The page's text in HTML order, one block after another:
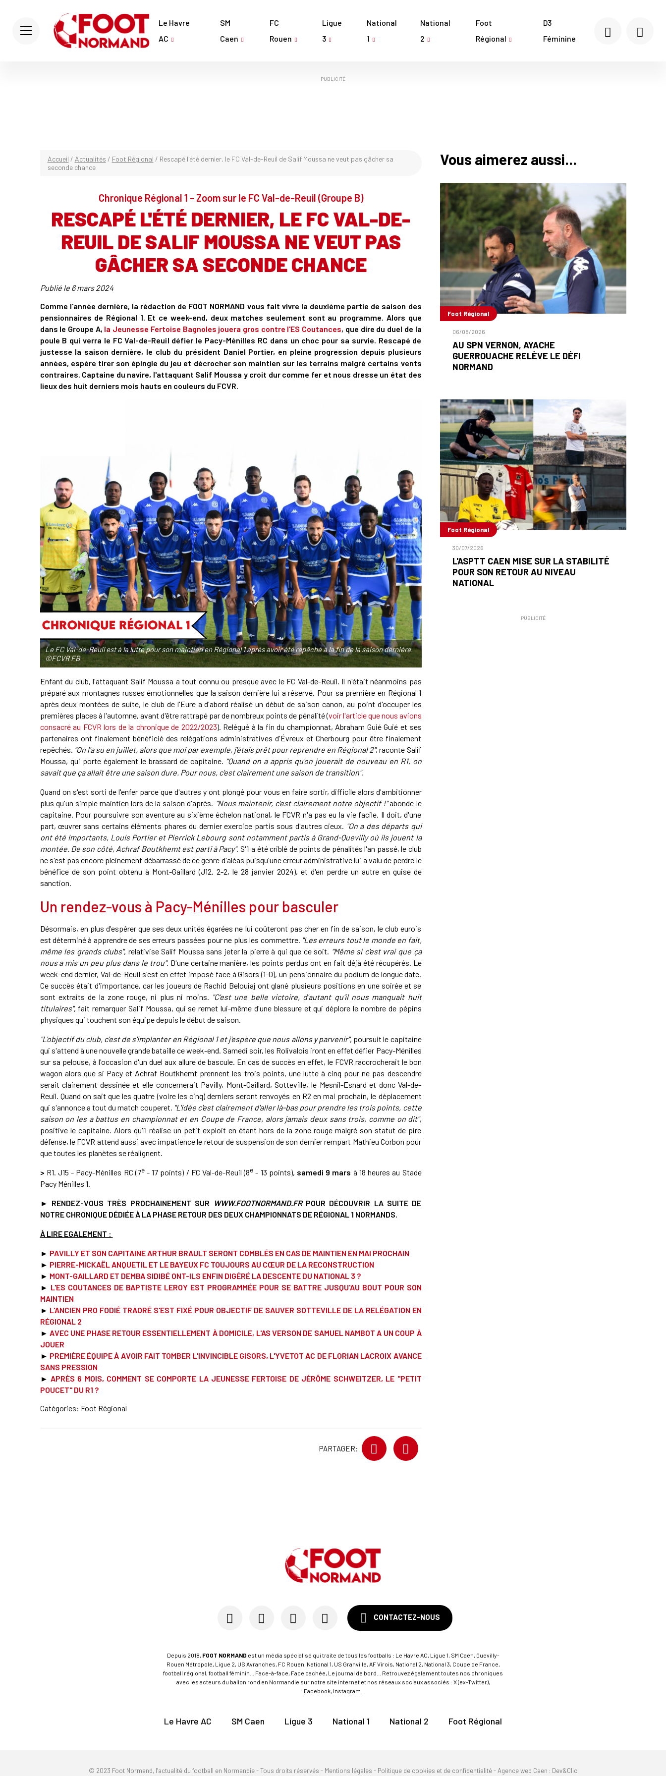
Le Havre
AC
SM
Caen
FC
Rouen
Ligue
3
National
1
National
2
Foot
Régional
D3
Féminine
PUBLICITÉ
Accueil / Actualités / Foot Régional / Rescapé l'été dernier, le FC Val-de-Reuil de Salif Moussa ne veut pas gâcher sa
seconde chance
Chronique Régional 1 - Zoom sur le FC Val-de-Reuil (Groupe B)
RESCAPÉ L'ÉTÉ DERNIER, LE FC VAL-DE-
REUIL DE SALIF MOUSSA NE VEUT PAS
GÂCHER SA SECONDE CHANCE
Publié le 6 mars 2024
Comme l'année dernière, la rédaction de FOOT NORMAND vous fait vivre la deuxième partie de saison des
pensionnaires de Régional 1. Et ce week-end, deux matches seulement sont au programme. Alors que
dans le Groupe A, la Jeunesse Fertoise Bagnoles jouera gros contre l'ES Coutances, que dire du duel de la
poule B qui verra le FC Val-de-Reuil défier le Pacy-Ménilles RC dans un choc pour sa survie. Rescapé de
justesse la saison dernière, le club du président Daniel Portier, en pleine progression depuis plusieurs
années, espère tirer son épingle du jeu et décrocher son maintien sur les terrains malgré certains vents
contraires. Captaine du navire, l'attaquant Salif Moussa y croit dur comme fer et nous dresse un état des
lieux des huit derniers mois hauts en couleurs du FCVR.
Le FC Val-de-Reuil est à la lutte pour son maintien en Régional 1 après avoir été repêché à la fin de la saison dernière.
©FCVR FB
Enfant du club, l'attaquant Salif Moussa a tout connu ou presque avec le FC Val-de-Reuil. Il n'était néanmoins pas
préparé aux montagnes russes émotionnelles que la saison dernière lui a réservé. Pour sa première en Régional 1
après deux montées de suite, le club de l'Eure a d'abord réalisé un début de saison canon, au point d'occuper les
premières places à l'automne, avant d'être rattrapé par de nombreux points de pénalité (voir l'article que nous avions
consacré au FCVR lors de la chronique de 2022/2023). Relégué à la fin du championnat, Abraham Guié Guié et ses
partenaires ont finalement bénéficié des relégations administratives d'Évreux et Cherbourg pour être finalement
repêchés. "On l'a su en juillet, alors que moi par exemple, j'étais prêt pour reprendre en Régional 2", raconte Salif
Moussa, qui porte également le brassard de capitaine. "Quand on a appris qu'on jouerait de nouveau en R1, on
savait que ça allait être une saison dure. Pour nous, c'est clairement une saison de transition".
Quand on s'est sorti de l'enfer parce que d'autres y ont plongé pour vous en faire sortir, difficile alors d'ambitionner
plus qu'un simple maintien lors de la saison d'après. "Nous maintenir, c'est clairement notre objectif !"abonde le
capitaine. Pour poursuivre son aventure au sixième échelon national, le FCVR n'a pas eu la vie facile. Il doit, d'une
part, œuvrer sans certains éléments phares du dernier exercice partis sous d'autres cieux. "On a des départs qui
ont été importants, Louis Portier et Pierrick Lebourg sont notamment partis à Grand-Quevilly où ils jouent la
montée. De son côté, Achraf Boutkhemt est parti à Pacy". S'il a été criblé de points de pénalités l'an passé, le club
ne s'est pas encore pleinement débarrassé de ce genre d'aléas puisqu'une erreur administrative lui a valu de perdre le
bénéfice de son point obtenu à Mont-Gaillard (J12. 2-2, le 28 janvier 2024), et d'en perdre un autre en guise de
sanction.
Un rendez-vous à Pacy-Ménilles pour basculer
Désormais, en plus d'espérer que ses deux unités égarées ne lui coûteront pas cher en fin de saison, le club eurois
est déterminé à apprendre de ses erreurs passées pour ne plus les commettre. "Les erreurs tout le monde en fait,
même les grands clubs", relativise Salif Moussa sans jeter la pierre à qui que ce soit. "Même si c'est vrai que ça
nous a mis un peu plus dans le trou". D'une certaine manière, les points perdus ont en fait déjà été récupérés. Le
week-end dernier, Val-de-Reuil s'est en effet imposé face à Gisors (1-0), un pensionnaire du podium de longue date.
Ce succès était d'importance, car les joueurs de Rachid Belouiaj ont glané plusieurs positions en une soirée et se
sont extraits de la zone rouge, ni plus ni moins. "C'est une belle victoire, d'autant qu'il nous manquait huit
titulaires", fait remarquer Salif Moussa, qui se remet lui-même d'une blessure et qui déplore le nombre de pépins
physiques qui touchent son équipe depuis le début de saison.
"L'objectif du club, c'est de s'implanter en Régional 1 et j'espère que nous allons y parvenir", poursuit le capitaine
qui s'attend à une nouvelle grande bataille ce week-end. Samedi soir, les Rolivalois iront en effet défier Pacy-Ménilles
sur sa pelouse, à l'occasion d'un duel aux allure de bascule. En cas de succès en effet, le FCVR raccrocherait le bon
wagon alors que si Pacy et Achraf Boutkhemt prennent les trois points, une lutte à cinq pour ne pas descendre
serait clairement dessinée et elle concernerait Pavilly, Mont-Gaillard, Sotteville, le Mesnil-Esnard et donc Val-de-
Reuil. Quand on sait que les quatre (voire les cinq) derniers seront renvoyés en R2 en mai prochain, le déplacement
qui s'annonce a tout du match couperet. "L'idée c'est clairement d'aller là-bas pour prendre les trois points, cette
saison on les a battus en championnat et en Coupe de France, alors jamais deux sans trois, comme on dit",
positive le capitaine. Alors qu'il réalise un petit exploit en étant hors de la zone rouge malgré son statut de pire
défense, le FCVR attend aussi avec impatience le retour de suspension de son dernier rempart Mathieu Corbon pour
que toutes les planètes se réalignent.
> R1. J15 - Pacy-Ménilles RC (7e- 17 points) / FC Val-de-Reuil (8e - 13 points), samedi 9 mars à 18 heures au Stade
Pacy Ménilles 1.
► RENDEZ-VOUS TRÈS PROCHAINEMENT SUR WWW.FOOTNORMAND.FRPOUR DÉCOUVRIR LA SUITE DE
NOTRE CHRONIQUE DÉDIÉE À LA PHASE RETOUR DES DEUX CHAMPIONNATS DE RÉGIONAL 1 NORMANDS.
À LIRE EGALEMENT :
► PAVILLY ET SON CAPITAINE ARTHUR BRAULT SERONT COMBLÉS EN CAS DE MAINTIEN EN MAI PROCHAIN
► PIERRE-MICKAËL ANQUETIL ET LE BAYEUX FC TOUJOURS AU CŒUR DE LA RECONSTRUCTION
► MONT-GAILLARD ET DEMBA SIDIBÉ ONT-ILS ENFIN DIGÉRÉ LA DESCENTE DU NATIONAL 3 ?
► L'ES COUTANCES DE BAPTISTE LEROY EST PROGRAMMÉE POUR SE BATTRE JUSQU'AU BOUT POUR SON
MAINTIEN
► L'ANCIEN PRO FODIÉ TRAORÉ S'EST FIXÉ POUR OBJECTIF DE SAUVER SOTTEVILLE DE LA RELÉGATION EN
RÉGIONAL 2
► AVEC UNE PHASE RETOUR ESSENTIELLEMENT À DOMICILE, L'AS VERSON DE SAMUEL NAMBOT A UN COUP À
JOUER
► PREMIÈRE ÉQUIPE À AVOIR FAIT TOMBER L'INVINCIBLE GISORS, L'YVETOT AC DE FLORIAN LACROIX AVANCE
SANS PRESSION
► APRÈS 6 MOIS, COMMENT SE COMPORTE LA JEUNESSE FERTOISE DE JÉRÔME SCHWEITZER, LE "PETIT
POUCET" DU R1 ?
Catégories: Foot Régional
PARTAGER:
Vous aimerez aussi...
Foot Régional
06/08/2026
AU SPN VERNON, AYACHE
GUERROUACHE RELÈVE LE DÉFI
NORMAND
Foot Régional
30/07/2026
L'ASPTT CAEN MISE SUR LA STABILITÉ
POUR SON RETOUR AU NIVEAU
NATIONAL
PUBLICITÉ
CONTACTEZ-NOUS
Depuis 2018, FOOT NORMAND est un média spécialisé qui traite de tous les footballs : Le Havre AC, Ligue 1, SM Caen, Quevilly-
Rouen Métropole, Ligue 2, US Avranches, FC Rouen, National 1, US Granville, AF Virois, National 2, National 3, Coupe de France,
football régional, football féminin... Face-à-face, Face cachée, Le journal de bord... Retrouvez également toutes nos chroniques
avec les acteurs du ballon rond en Normandie sur notre site internet et nos réseaux sociaux associés : X (ex-Twitter),
Facebook, Instagram.
Le Havre AC SM Caen Ligue 3 National 1 National 2 Foot Régional
© 2023 Foot Normand, l’actualité du football en Normandie - Tous droits réservés - Mentions légales - Politique de cookies et de confidentialité-Agence web Caen : Dev&Clic